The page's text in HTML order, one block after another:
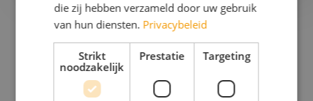
Onze reispartners
die zij hebben verzameld door uw gebruik
van hun diensten. Privacybeleid
Strikt
noodzakelijk
Prestatie Targeting